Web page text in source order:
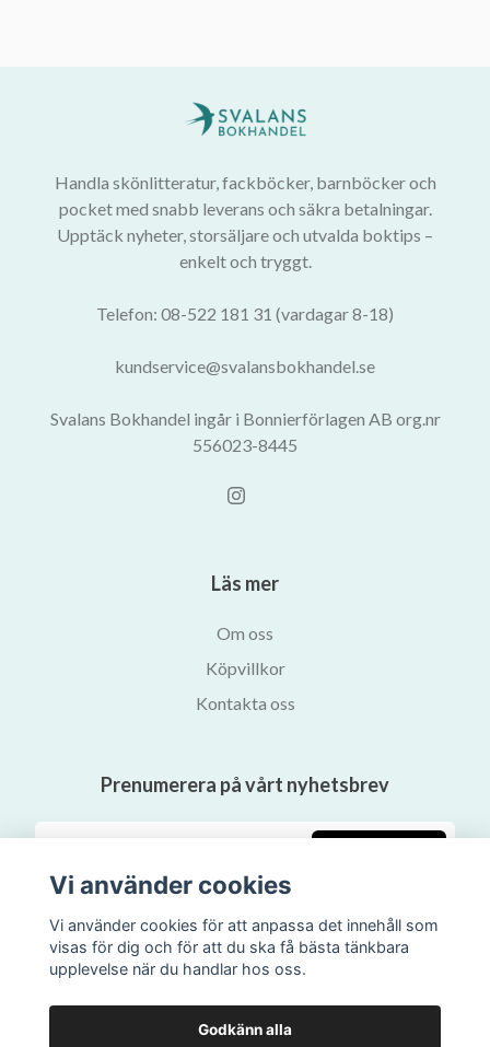
Handla skönlitteratur, fackböcker, barnböcker och
pocket med snabb leverans och säkra betalningar.
Upptäck nyheter, storsäljare och utvalda boktips –
enkelt och tryggt.
Telefon: 08-522 181 31 (vardagar 8-18)
kundservice@svalansbokhandel.se
Svalans Bokhandel ingår i Bonnierförlagen AB org.nr
556023-8445
Läs mer
Om oss
Köpvillkor
Kontakta oss
Prenumerera på vårt nyhetsbrev
Vi använder cookies
Vi använder cookies för att anpassa det innehåll som
visas för dig och för att du ska få bästa tänkbara
upplevelse när du handlar hos oss.
Godkänn alla